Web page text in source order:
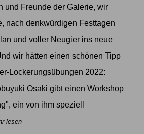
und Freunde der Galerie, wir
nach denkwürdigen Festtagen
und voller Neugier ins neue
wir hätten einen schönen Tipp
Lockerungsübungen 2022:
Osaki gibt einen Workshop
ein von ihm speziell
lesen